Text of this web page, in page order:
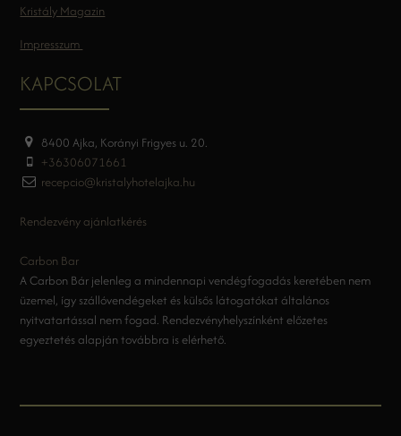
Kristály Magazin
Impresszum
KAPCSOLAT
8400 Ajka, Korányi Frigyes u. 20.
+36306071661
recepcio@kristalyhotelajka.hu
Rendezvény ajánlatkérés
Carbon Bar
A Carbon Bár jelenleg a mindennapi vendégfogadás keretében nem
üzemel, így szállóvendégeket és külsős látogatókat általános
nyitvatartással nem fogad. Rendezvényhelyszínként előzetes
egyeztetés alapján továbbra is elérhető.